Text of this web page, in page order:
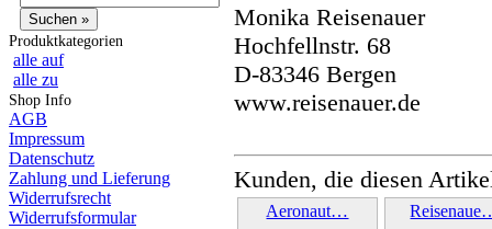
Produktkategorien
alle auf
alle zu
Shop Info
AGB
Impressum
Datenschutz
Zahlung und Lieferung
Widerrufsrecht
Widerrufsformular
Monika Reisenauer
Hochfellnstr. 68
D-83346 Bergen
www.reisenauer.de
Kunden, die diesen
Aeronaut…